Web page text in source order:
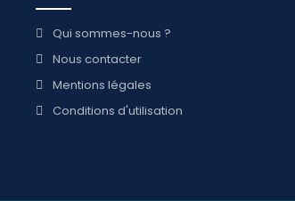
Qui sommes-nous ?
Nous contacter
Mentions légales
Conditions d'utilisation